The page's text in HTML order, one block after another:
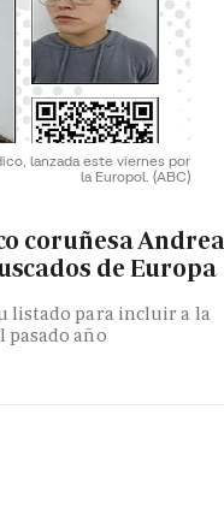
lanzada este viernes por
la Europol. (ABC)
coruñesa Andrea
de Europa
listado para incluir a la
pasado año